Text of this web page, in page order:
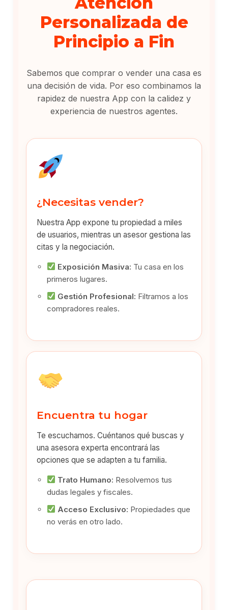
Personalizada de
Principio a Fin
Sabemos que comprar o vender una casa es
una decisión de vida. Por eso combinamos la
rapidez de nuestra App con la calidez y
experiencia de nuestros agentes.
¿Necesitas vender?
Nuestra App expone tu propiedad a miles
de usuarios, mientras un asesor gestiona las
citas y la negociación.
Exposición Masiva: Tu casa en los
primeros lugares.
Gestión Profesional: Filtramos a los
compradores reales.
Encuentra tu hogar
Te escuchamos. Cuéntanos qué buscas y
una asesora experta encontrará las
opciones que se adapten a tu familia.
Trato Humano: Resolvemos tus
dudas legales y fiscales.
Acceso Exclusivo: Propiedades que
no verás en otro lado.